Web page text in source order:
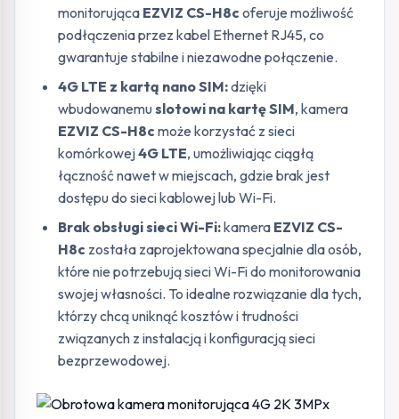
monitorująca EZVIZ CS-H8coferuje możliwość
podłączenia przez kabel Ethernet RJ45, co
gwarantuje stabilne i niezawodne połączenie.
4G LTE z kartą nano SIM:dzięki
wbudowanemuslotowi na kartę SIM, kamera
EZVIZ CS-H8cmoże korzystać z sieci
komórkowej4G LTE, umożliwiając ciągłą
łączność nawet w miejscach, gdzie brak jest
dostępu do sieci kablowej lub Wi-Fi.
Brak obsługi sieci Wi-Fi:kamera EZVIZ CS-
H8c została zaprojektowana specjalnie dla osób,
które nie potrzebują sieci Wi-Fi do monitorowania
swojej własności. To idealne rozwiązanie dla tych,
którzy chcą uniknąć kosztów i trudności
związanych z instalacją i konfiguracją sieci
bezprzewodowej.